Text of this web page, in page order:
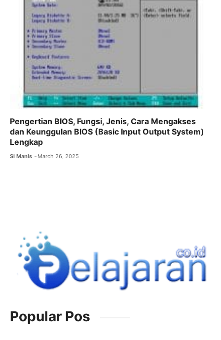
Pengertian BIOS, Fungsi, Jenis, Cara Mengakses
dan Keunggulan BIOS (Basic Input Output System)
Lengkap
Si Manis March 26, 2025
Popular Pos